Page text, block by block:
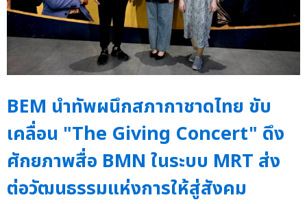
BEM นำทัพผนึกสภากาชาดไทย ขับ
เคลื่อน "The Giving Concert" ดึง
ศักยภาพสื่อ BMN ในระบบ MRT ส่ง
ต่อวัฒนธรรมแห่งการให้สู่สังคม